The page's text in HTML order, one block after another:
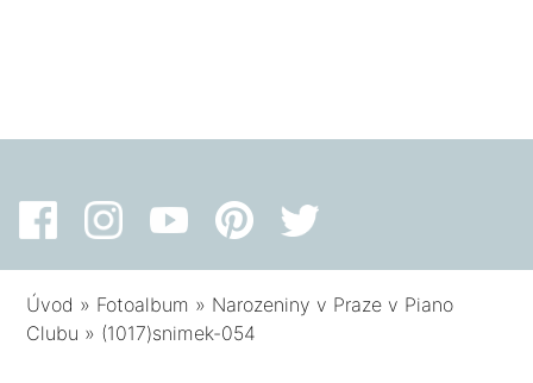
Úvod » Fotoalbum » Narozeniny v Praze v Piano
Clubu » (1017)snimek-054